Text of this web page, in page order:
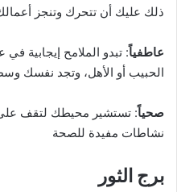
ذلك عليك أن تتحرك وتنجز
عاطفياً: تبدو الملامح إيجابية
الحبيب أو الأهل، وتجد نفسك
صحياً: تستشير محيطك لتقف
نشاطات مفيدة للصحة
برج الثور